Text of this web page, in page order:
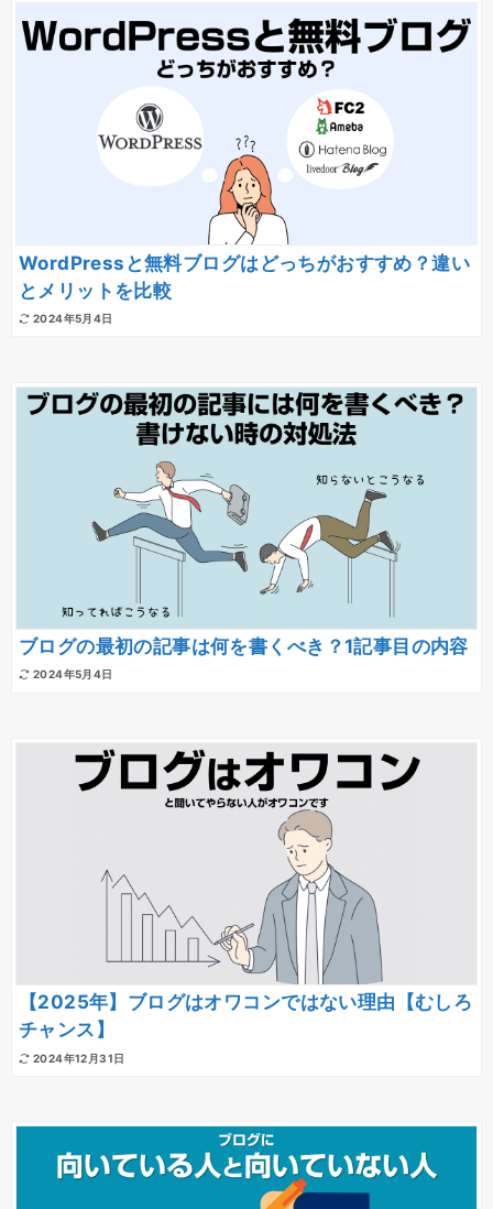
WordPressと無料ブログはどっちがおすすめ？違い
とメリットを比較
2024年5月4日
ブログの最初の記事は何を書くべき？1記事目の内容
2024年5月4日
【2025年】ブログはオワコンではない理由【むしろ
チャンス】
2024年12月31日